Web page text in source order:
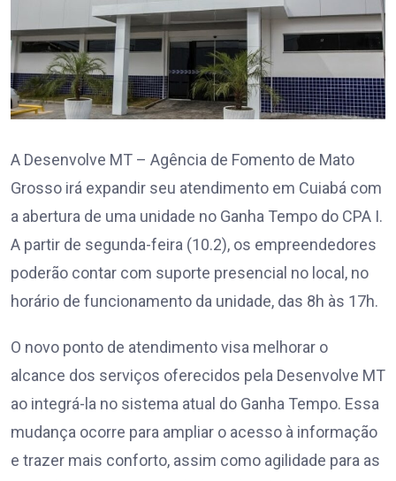
A Desenvolve MT – Agência de Fomento de Mato
Grosso irá expandir seu atendimento em Cuiabá com
a abertura de uma unidade no Ganha Tempo do CPA I.
A partir de segunda-feira (10.2), os empreendedores
poderão contar com suporte presencial no local, no
horário de funcionamento da unidade, das 8h às 17h.
O novo ponto de atendimento visa melhorar o
alcance dos serviços oferecidos pela Desenvolve MT
ao integrá-la no sistema atual do Ganha Tempo. Essa
mudança ocorre para ampliar o acesso à informação
e trazer mais conforto, assim como agilidade para as